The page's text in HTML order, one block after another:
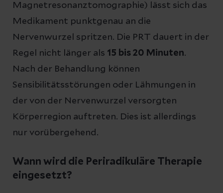
Magnetresonanztomographie) lässt sich das
Medikament punktgenau an die
Nervenwurzel spritzen. Die PRT dauert in der
Regel nicht länger als 15 bis 20 Minuten.
Nach der Behandlung können
Sensibilitätsstörungen oder Lähmungen in
der von der Nervenwurzel versorgten
Körperregion auftreten. Dies ist allerdings
nur vorübergehend.
Wann wird die Periradikuläre Therapie
eingesetzt?